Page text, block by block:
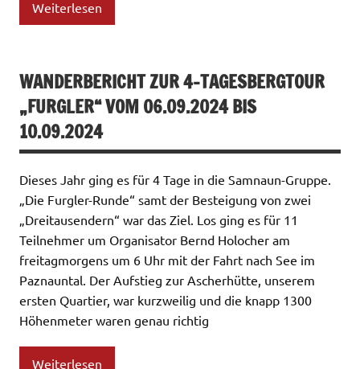
Weiterlesen
WANDERBERICHT ZUR 4-TAGESBERGTOUR
„FURGLER“ VOM 06.09.2024 BIS
10.09.2024
Dieses Jahr ging es für 4 Tage in die Samnaun-Gruppe.
„Die Furgler-Runde“ samt der Besteigung von zwei
„Dreitausendern“ war das Ziel. Los ging es für 11
Teilnehmer um Organisator Bernd Holocher am
freitagmorgens um 6 Uhr mit der Fahrt nach See im
Paznauntal. Der Aufstieg zur Ascherhütte, unserem
ersten Quartier, war kurzweilig und die knapp 1300
Höhenmeter waren genau richtig
Weiterlesen